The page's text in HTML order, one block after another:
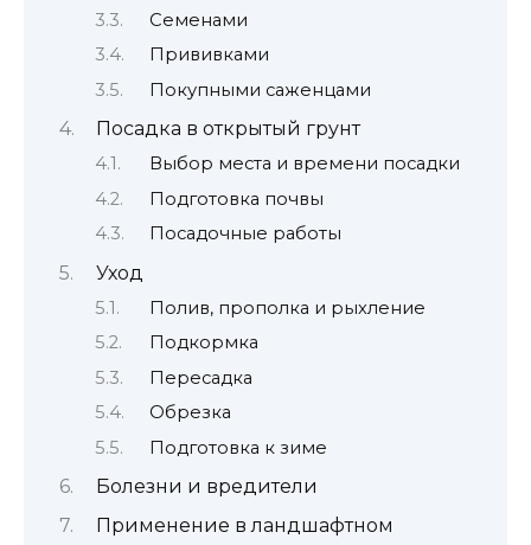
Семенами
Прививками
Покупными саженцами
Посадка в открытый грунт
Выбор места и времени посадки
Подготовка почвы
Посадочные работы
Уход
Полив, прополка и рыхление
Подкормка
Пересадка
Обрезка
Подготовка к зиме
Болезни и вредители
Применение в ландшафтном